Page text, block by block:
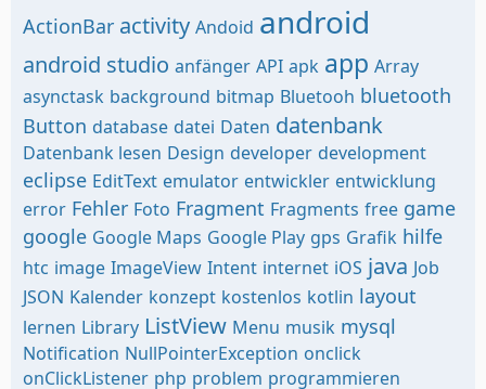
ActionBar activity Andoid android
android studio anfänger API apk app Array
asynctask background bitmap Bluetooh bluetooth
Button database datei Daten datenbank
Datenbank lesen Design developer development
eclipse EditText emulator entwickler entwicklung
error Fehler Foto Fragment Fragments free game
google Google Maps Google Play gps Grafik hilfe
htc image ImageView Intent internet iOS java Job
JSON Kalender konzept kostenlos kotlin layout
lernen Library ListView Menu musik mysql
Notification NullPointerException onclick
onClickListener php problem programmieren